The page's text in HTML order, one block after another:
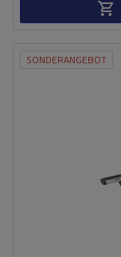
SONDERANGEBOT